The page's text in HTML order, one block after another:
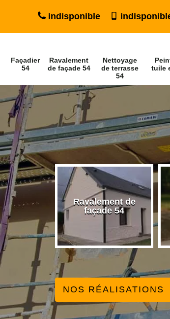
indisponible
Façadier
54
Ravalement
de façade 54
Nettoyage
de terrasse
54
tuile
Ravalement de
façade 54
NOS RÉALISATIONS